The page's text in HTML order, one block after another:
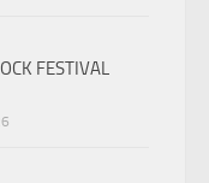
FESTIVAL